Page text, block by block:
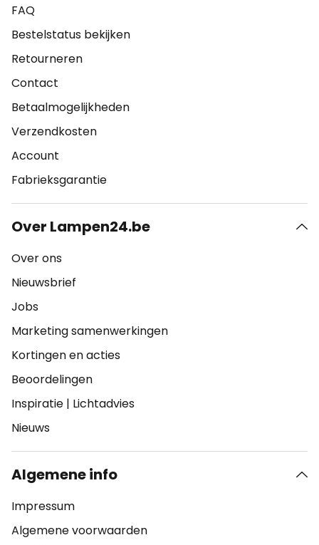
FAQ
Bestelstatus bekijken
Retourneren
Contact
Betaalmogelijkheden
Verzendkosten
Account
Fabrieksgarantie
Over Lampen24.be
Over ons
Nieuwsbrief
Jobs
Marketing samenwerkingen
Kortingen en acties
Beoordelingen
Inspiratie | Lichtadvies
Nieuws
Algemene info
Impressum
Algemene voorwaarden